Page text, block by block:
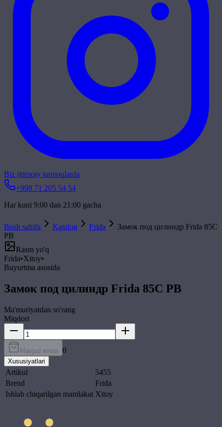
Biz ijtimoiy tarmoqlarda
+998 71 205 54 54
Har kuni 9:00 dan 21:00 gacha
Bosh sahifa Katalog Frida
Замок под цилиндр Frida 85C
PB
Rasm yo'q
Frida•Xitoy•
Buyurtma asosida
Замок под цилиндр Frida 85C PB
Ma'muriyatdan so'rang
Miqdori
Mavjud emas 0
Xususiyatlari
Artikul
5455
Brend
Frida
Ishlab chiqarilgan mamlakat Xitoy